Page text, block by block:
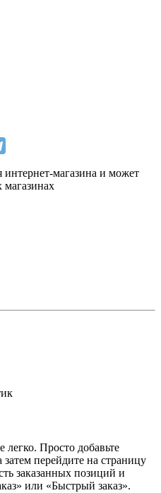
интернет-магазина и может
магазинах
Просто добавьте
перейдите на страницу
заказанных позиций и
или «Быстрый заказ».